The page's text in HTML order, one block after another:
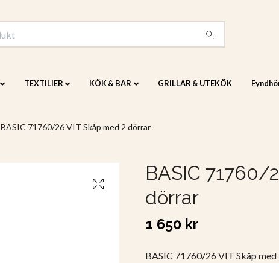
TEXTILIER KÖK & BAR GRILLAR & UTEKÖK
BASIC 71760/26 VIT Skåp med 2 dörrar
BASIC 71760/
dörrar
1 650 kr
BASIC 71760/26 VIT Skåp